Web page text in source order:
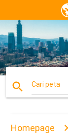
search Cari peta
Homepage